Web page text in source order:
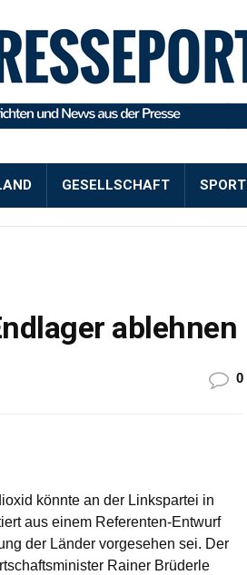
GESELLSCHAFT SPORT
ablehnen
0
könnte an der Linkspartei in
aus einem Referenten-Entwurf
der Länder vorgesehen sei. Der
Rainer Brüderle